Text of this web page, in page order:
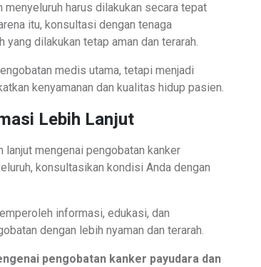
harus dilakukan secara tepat
itu, konsultasi dengan tenaga
dilakukan tetap aman dan terarah.
medis utama, tetapi menjadi
kenyamanan dan kualitas hidup pasien.
Lebih Lanjut
mengenai pengobatan kanker
konsultasikan kondisi Anda dengan
informasi, edukasi, dan
dengan lebih nyaman dan terarah.
pengobatan kanker payudara dan